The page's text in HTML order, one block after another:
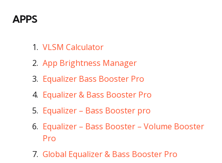
APPS
VLSM Calculator
App Brightness Manager
Equalizer Bass Booster Pro
Equalizer & Bass Booster Pro
Equalizer – Bass Booster pro
Equalizer – Bass Booster – Volume Booster
Pro
Global Equalizer & Bass Booster Pro